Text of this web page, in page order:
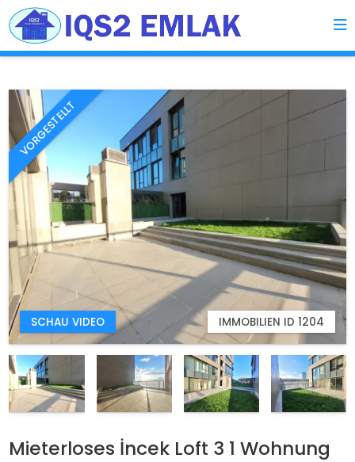
VORGESTELLT
SCHAU VIDEO IMMOBILIEN ID 1204
Mieterloses İncek Loft 3 1 Wohnung